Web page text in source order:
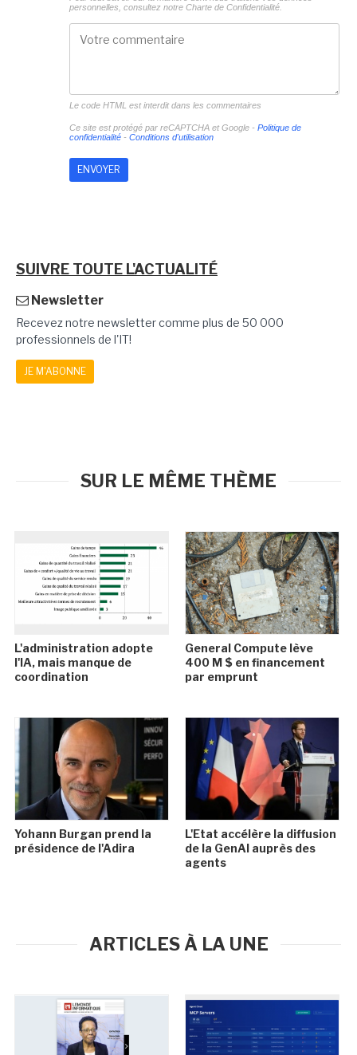
personnelles, consultez notre Charte de Confidentialité.
Le code HTML est interdit dans les commentaires
Ce site est protégé par reCAPTCHA et Google - Politique de
confidentialité- Conditions d'utilisation
SUIVRE TOUTE L'ACTUALITÉ
Newsletter
Recevez notre newsletter comme plus de 50 000
professionnels de l'IT!
JE M'ABONNE
SUR LE MÊME THÈME
L'administration adopte
l'IA, mais manque de
coordination
General Compute lève
400 M $ en financement
par emprunt
Yohann Burgan prend la
présidence de l'Adira
L'Etat accélère la diffusion
de la GenAI auprès des
agents
ARTICLES À LA UNE